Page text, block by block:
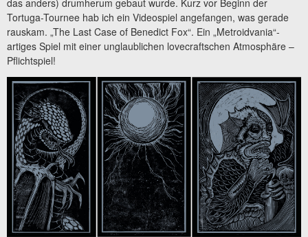
Tortuga-Tournee hab ich ein Videospiel angefangen, was gerade
rauskam. „The Last Case of Benedict Fox“. Ein „Metroidvania“-
artiges Spiel mit einer unglaublichen lovecraftschen Atmosphäre –
Pflichtspiel!